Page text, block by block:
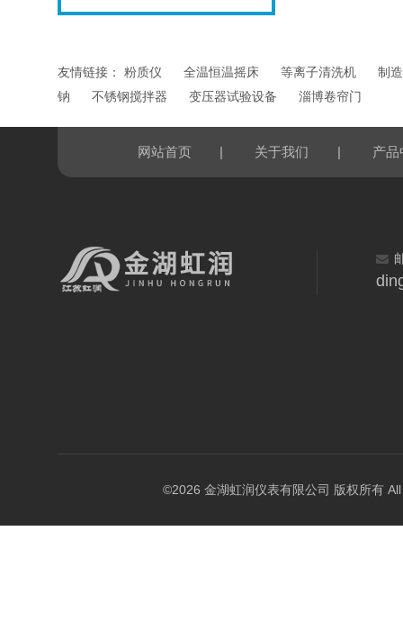
友情链接： 粉质仪 全温恒温摇床 等离子清洗机
制
钠
不锈钢搅拌器 变压器试验设备 淄博卷帘门
网站首页 | 关于我们 | 产品
©2026 金湖虹润仪表有限公司 版权所有